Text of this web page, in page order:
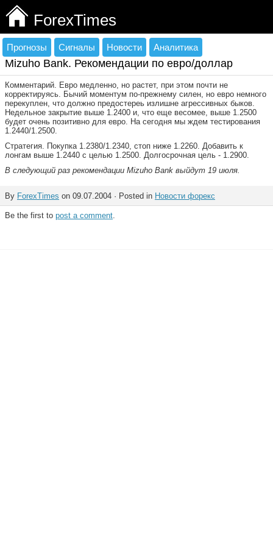
ForexTimes
Прогнозы Сигналы Новости Аналитика
Mizuho Bank. Рекомендации по евро/доллар
Комментарий. Евро медленно, но растет, при этом почти не
корректируясь. Бычий моментум по-прежнему силен, но евро немного
перекуплен, что должно предостереь излишне агрессивных быков.
Недельное закрытие выше 1.2400 и, что еще весомее, выше 1.2500
будет очень позитивно для евро. На сегодня мы ждем тестирования
1.2440/1.2500.
Стратегия. Покупка 1.2380/1.2340, стоп ниже 1.2260. Добавить к
лонгам выше 1.2440 с целью 1.2500. Долгосрочная цель - 1.2900.
В следующий раз рекомендации Mizuho Bank выйдут 19 июля.
By ForexTimes on 09.07.2004 · Posted in Новости форекс
Be the first to post a comment.